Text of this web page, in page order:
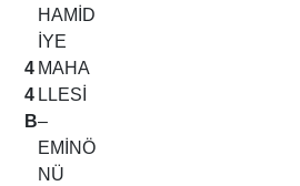
4
4
B
HAMİD
İYE
MAHA
LLESİ
–
EMİNÖ
NÜ